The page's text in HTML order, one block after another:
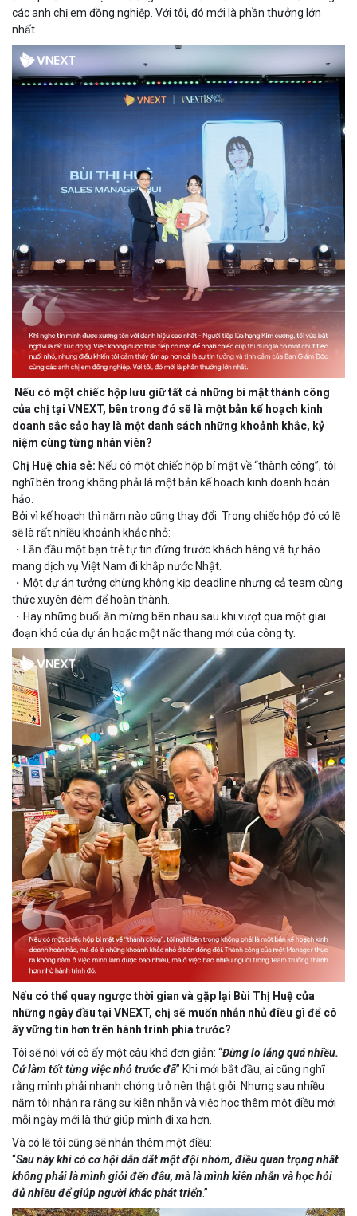
các anh chị em đồng nghiệp. Với tôi, đó mới là phần thưởng lớn
nhất.
Nếu có một chiếc hộp lưu giữ tất cả những bí mật thành công
của chị tại VNEXT, bên trong đó sẽ là một bản kế hoạch kinh
doanh sắc sảo hay là một danh sách những khoảnh khắc, kỷ
niệm cùng từng nhân viên?
Chị Huệ chia sẻ: Nếu có một chiếc hộp bí mật về “thành công”, tôi
nghĩ bên trong không phải là một bản kế hoạch kinh doanh hoàn
hảo.
Bởi vì kế hoạch thì năm nào cũng thay đổi. Trong chiếc hộp đó có lẽ
sẽ là rất nhiều khoảnh khắc nhỏ:
・Lần đầu một bạn trẻ tự tin đứng trước khách hàng và tự hào
mang dịch vụ Việt Nam đi khắp nước Nhật.
・Một dự án tưởng chừng không kịp deadline nhưng cả team cùng
thức xuyên đêm để hoàn thành.
・Hay những buổi ăn mừng bên nhau sau khi vượt qua một giai
đoạn khó của dự án hoặc một nấc thang mới của công ty.
Nếu có thể quay ngược thời gian và gặp lại Bùi Thị Huệ của
những ngày đầu tại VNEXT, chị sẽ muốn nhắn nhủ điều gì để cô
ấy vững tin hơn trên hành trình phía trước?
Tôi sẽ nói với cô ấy một câu khá đơn giản: “Đừng lo lắng quá nhiều.
Cứ làm tốt từng việc nhỏ trước đã” Khi mới bắt đầu, ai cũng nghĩ
rằng mình phải nhanh chóng trở nên thật giỏi. Nhưng sau nhiều
năm tôi nhận ra rằng sự kiên nhẫn và việc học thêm một điều mới
mỗi ngày mới là thứ giúp mình đi xa hơn.
Và có lẽ tôi cũng sẽ nhắn thêm một điều:
“Sau này khi có cơ hội dẫn dắt một đội nhóm, điều quan trọng nhất
không phải là mình giỏi đến đâu, mà là mình kiên nhẫn và học hỏi
đủ nhiều để giúp người khác phát triển.”